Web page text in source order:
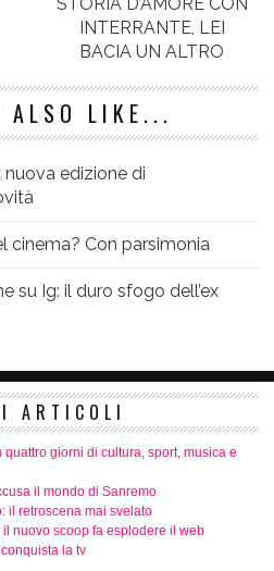
STORIA D’AMORE CON
INTERRANTE, LEI
BACIA UN ALTRO
ALSO LIKE...
nuova edizione di
cinema? Con parsimonia
su Ig: il duro sfogo dell’ex
ARTICOLI
giorni di cultura, sport, musica e
il mondo di Sanremo
il retroscena mai svelato
nuovo scoop fa esplodere il web
la tv